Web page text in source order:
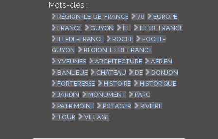
Mots-clés :
RÉGION ILE-DE-FRANCE 78
EUROPE
FRANCE
GUYON ÎLE
ILE DE FRANCE
ILE-DE-FRANCE
ROCHE
ROCHE-
GUYON
RÉGION ILE DE FRANCE
YVELINES
ARCHITECTURE
AÉRIEN
BANLIEUE
CHÂTEAU DE
DONJON
FORTERESSE
HISTOIRE
HISTORIQUE
JARDIN
MONUMENT
PARC
PATRIMOINE
POTAGER
RIVIÈRE
TOUR
VILLAGE